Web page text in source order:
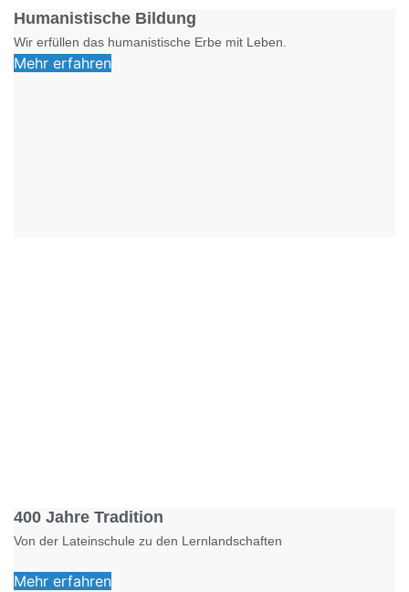
Humanistische Bildung
Wir erfüllen das humanistische Erbe mit Leben.
Mehr erfahren
400 Jahre Tradition
Von der Lateinschule zu den Lernlandschaften
Mehr erfahren